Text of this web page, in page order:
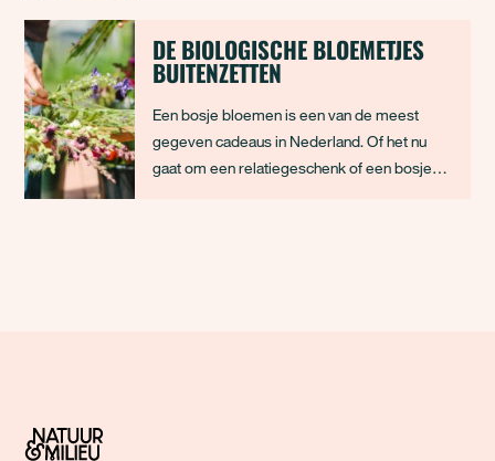
voedselsysteem. Biologische landbouw
wordt daarin vaak als oplossing
DE BIOLOGISCHE BLOEMETJES
BUITENZETTEN
Een bosje bloemen is een van de meest
gegeven cadeaus in Nederland. Of het nu
gaat om een relatiegeschenk of een bosje